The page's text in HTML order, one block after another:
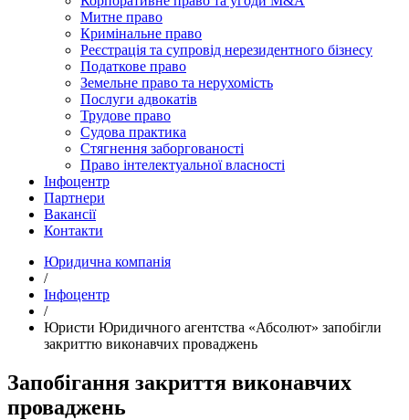
Митне право
Кримінальне право
Реєстрація та супровід нерезидентного бізнесу
Податкове право
Земельне право та нерухомість
Послуги адвокатів
Трудове право
Судова практика
Стягнення заборгованості
Право інтелектуальної власності
Інфоцентр
Партнери
Вакансії
Контакти
Юридична компанія
/
Інфоцентр
/
Юристи Юридичного агентства «Абсолют» запобігли
закриттю виконавчих проваджень
Запобігання закриття виконавчих
проваджень